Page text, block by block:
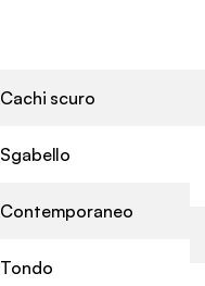
Cachi scuro
Sgabello
Contemporaneo
Tondo